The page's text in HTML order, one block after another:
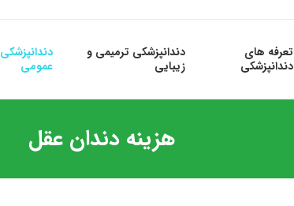
تعرفه های
دندانپزشکی
دندانپزشکی ترمیمی و
زیبایی
دندانپزشکی
عمومی
هزینه دندان عقل